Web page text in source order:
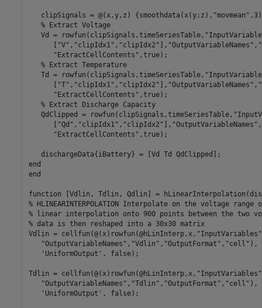
   clipSignals = @(x,y,z) {smoothdata(x(y:z),
"movmean"
% Extract Voltage
   Vd = rowfun(clipSignals,timeSeriesTable,
      [
"V" , "clipIdx1" , "clipIdx2" ], "OutputVariableNames" ,
"ExtractCellContents" ,true);
% Extract Temperature
   Td = rowfun(clipSignals,timeSeriesTable,
      [
"T" , "clipIdx1" , "clipIdx2" ], "OutputVariableNames" ,
"ExtractCellContents" ,true);
% Extract Discharge Capacity
   QdClipped = rowfun(clipSignals,timeSeriesTable,
      [
"Qd" , "clipIdx1" , "clipIdx2" ], "OutputVariableNames" ,
"ExtractCellContents" ,true);
end
end
function
% HLINEARINTERPOLATION Interpolate on the voltage
% linear interpolation onto 900 points between the two
% data is then reshaped into a 30x30 matrix
Vdlin = cellfun(@(x)rowfun(@hLinInterp,x, "InputVariables"
"OutputVariableNames" , "Vdlin" , "OutputFormat" , "cell" ),
'UniformOutput' , false);
Tdlin = cellfun(@(x)rowfun(@hLinInterp,x, "InputVariables"
"OutputVariableNames" , "Tdlin" , "OutputFormat" , "cell" ),
'UniformOutput' , false);